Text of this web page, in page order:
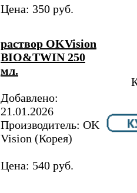
Цена: 350 руб.
раствор OKVision
BIO&TWIN 250
мл.
Добавлено:
21.01.2026
Производитель: OK
Vision (Корея)
Цена: 540 руб.